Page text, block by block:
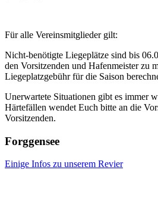
Für alle Vereinsmitglieder gilt:
Nicht-benötigte Liegeplätze sind bis
den Vorsitzenden und Hafenmeister zu
Liegeplatzgebühr für die Saison
Unerwartete Situationen gibt es immer
Härtefällen wendet Euch bitte an die
Vorsitzenden.
Forggensee
Einige Infos zu unserem Revier